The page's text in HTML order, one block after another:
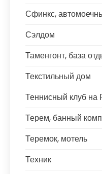
Сфинкс,
Сэлдом
Таменгонт, база
Текстильный дом
Теннисный клуб на
Терем, банный
Теремок, мотель
Техник